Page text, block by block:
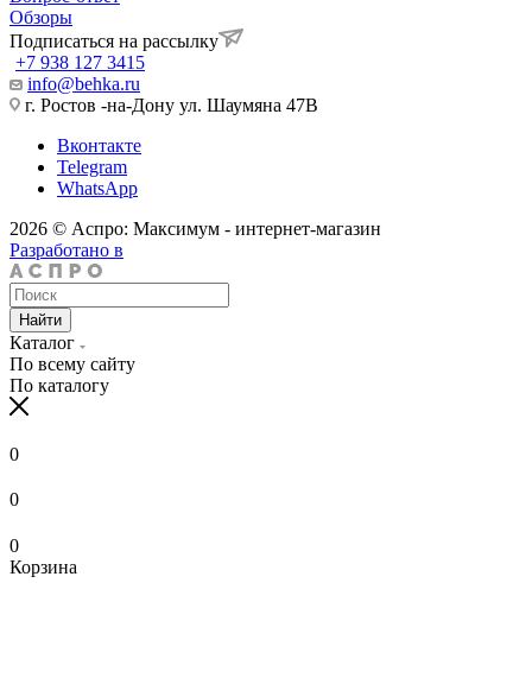
Обзоры
Подписаться на рассылку
+7 938 127 3415
info@behka.ru
г. Ростов -на-Дону ул. Шаумяна 47В
Вконтакте
Telegram
WhatsApp
2026 © Аспро: Максимум - интернет-магазин
Разработано в
Найти
Каталог
По всему сайту
По каталогу
0
0
0
Корзина